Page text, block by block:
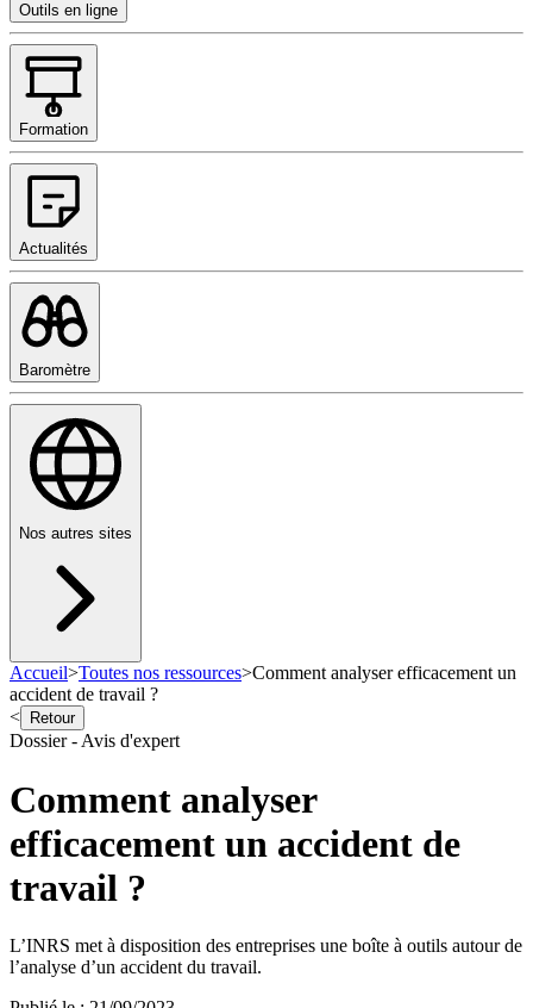
Outils en ligne
Formation
Actualités
Baromètre
Nos autres sites
Accueil>Toutes nos ressources>Comment analyser efficacement un
accident de travail ?
<
Retour
Dossier - Avis d'expert
Comment analyser
efficacement un accident de
travail ?
L’INRS met à disposition des entreprises une boîte à outils autour de
l’analyse d’un accident du travail.